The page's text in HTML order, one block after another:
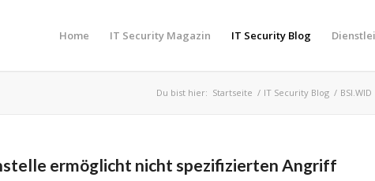
Home IT Security Magazin IT Security Blog
Du bist hier: Startseite / IT Security Blog / BSI.WID
ermöglicht nicht spezifizierten Angriff